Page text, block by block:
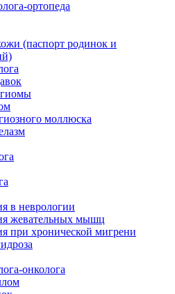
ортопеда
(паспорт родинок и
моллюска
в неврологии
жевательных мышц
при хронической мигрени
онколога